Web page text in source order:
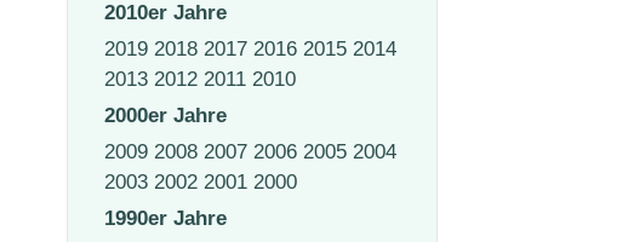
2010er Jahre
2019 2018 2017 2016 2015 2014
2013 2012 2011 2010
2000er Jahre
2009 2008 2007 2006 2005 2004
2003 2002 2001 2000
1990er Jahre